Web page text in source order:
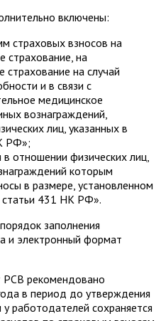
включены:
страховых взносов на
страхование, на
страхование на случай
и в связи с
медицинское
вознаграждений,
лиц, указанных в
РФ»;
отношении физических лиц,
которым
в размере, установленном
статьи 431 НК РФ».
заполнения
и электронный формат
рекомендовано
в период до утверждения
работодателей сохраняется